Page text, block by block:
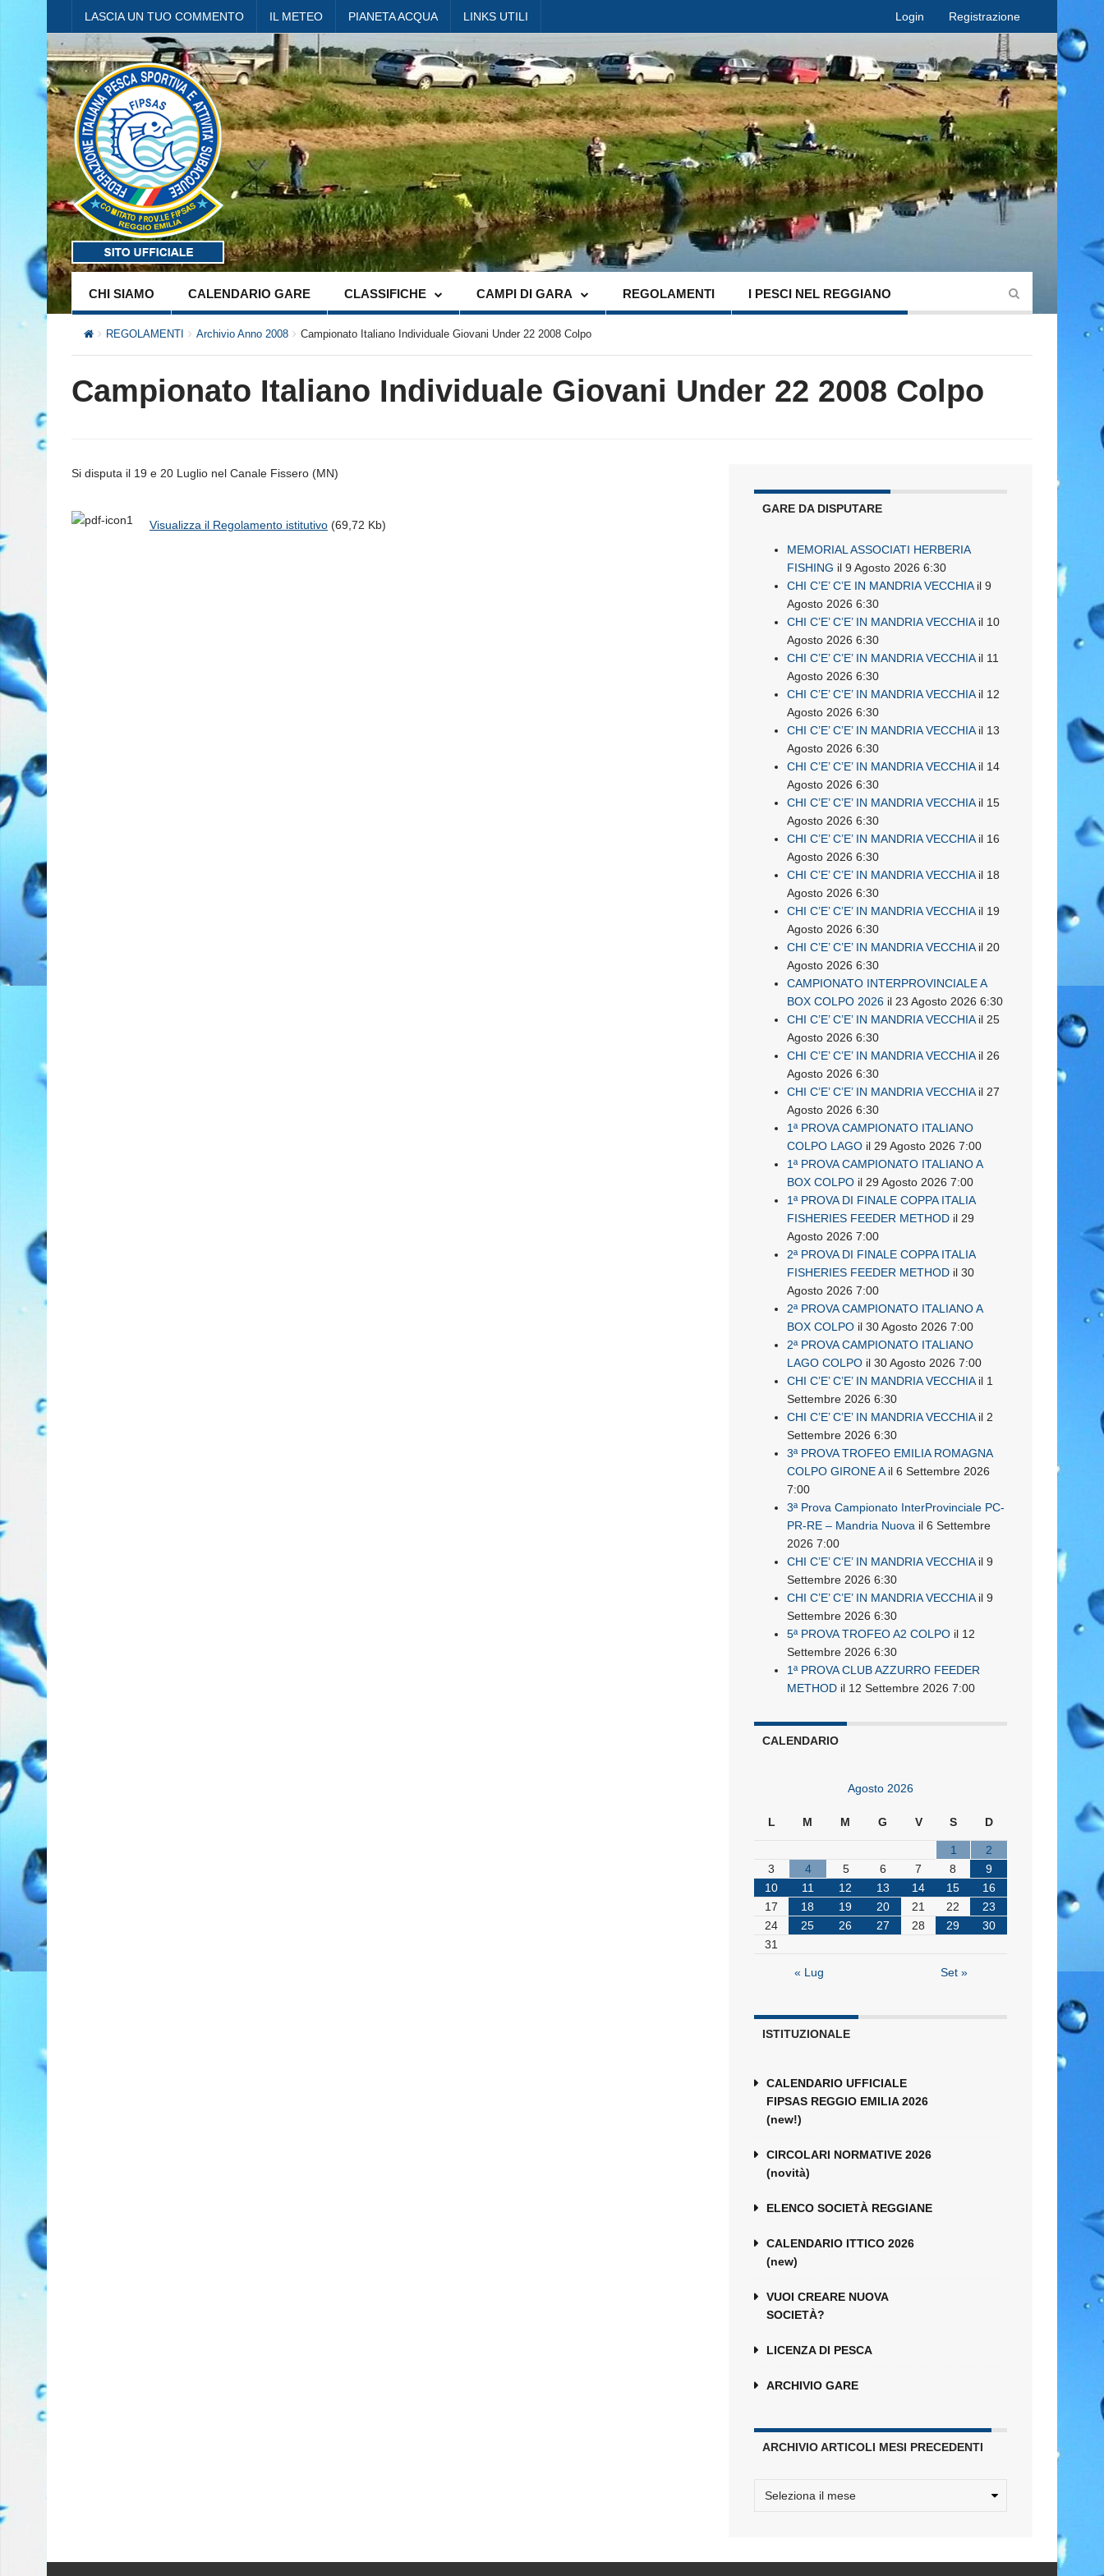
LASCIA UN TUO COMMENTO IL METEO PIANETA ACQUA LINKS UTILI Login Registrazione
CHI SIAMO CALENDARIO GARE CLASSIFICHE CAMPI DI GARA REGOLAMENTI I PESCI NEL REGGIANO
REGOLAMENTI Archivio Anno 2008 Campionato Italiano Individuale Giovani Under 22 2008 Colpo
Campionato Italiano Individuale Giovani Under 22 2008 Colpo
Si disputa il 19 e 20 Luglio nel Canale Fissero (MN)
Visualizza il Regolamento istitutivo (69,72 Kb)
GARE DA DISPUTARE
MEMORIAL ASSOCIATI HERBERIA
FISHING il 9 Agosto 2026 6:30
CHI C’E’ C’E IN MANDRIA VECCHIAil 9
Agosto 2026 6:30
CHI C’E’ C’E’ IN MANDRIA VECCHIAil 10
Agosto 2026 6:30
CHI C’E’ C’E’ IN MANDRIA VECCHIAil 11
Agosto 2026 6:30
CHI C’E’ C’E’ IN MANDRIA VECCHIAil 12
Agosto 2026 6:30
CHI C’E’ C’E’ IN MANDRIA VECCHIAil 13
Agosto 2026 6:30
CHI C’E’ C’E’ IN MANDRIA VECCHIAil 14
Agosto 2026 6:30
CHI C’E’ C’E’ IN MANDRIA VECCHIAil 15
Agosto 2026 6:30
CHI C’E’ C’E’ IN MANDRIA VECCHIAil 16
Agosto 2026 6:30
CHI C’E’ C’E’ IN MANDRIA VECCHIAil 18
Agosto 2026 6:30
CHI C’E’ C’E’ IN MANDRIA VECCHIAil 19
Agosto 2026 6:30
CHI C’E’ C’E’ IN MANDRIA VECCHIAil 20
Agosto 2026 6:30
CAMPIONATO INTERPROVINCIALE A
BOX COLPO 2026 il 23 Agosto 2026 6:30
CHI C’E’ C’E’ IN MANDRIA VECCHIAil 25
Agosto 2026 6:30
CHI C’E’ C’E’ IN MANDRIA VECCHIAil 26
Agosto 2026 6:30
CHI C’E’ C’E’ IN MANDRIA VECCHIAil 27
Agosto 2026 6:30
1ª PROVA CAMPIONATO ITALIANO
COLPO LAGO il 29 Agosto 2026 7:00
1ª PROVA CAMPIONATO ITALIANO A
BOX COLPO il 29 Agosto 2026 7:00
1ª PROVA DI FINALE COPPA ITALIA
FISHERIES FEEDER METHOD il 29
Agosto 2026 7:00
2ª PROVA DI FINALE COPPA ITALIA
FISHERIES FEEDER METHOD il 30
Agosto 2026 7:00
2ª PROVA CAMPIONATO ITALIANO A
BOX COLPO il 30 Agosto 2026 7:00
2ª PROVA CAMPIONATO ITALIANO
LAGO COLPO il 30 Agosto 2026 7:00
CHI C’E’ C’E’ IN MANDRIA VECCHIAil 1
Settembre 2026 6:30
CHI C’E’ C’E’ IN MANDRIA VECCHIAil 2
Settembre 2026 6:30
3ª PROVA TROFEO EMILIA ROMAGNA
COLPO GIRONE Ail 6 Settembre 2026
7:00
3ª Prova Campionato InterProvinciale PC-
PR-RE – Mandria Nuova il 6 Settembre
2026 7:00
CHI C’E’ C’E’ IN MANDRIA VECCHIAil 9
Settembre 2026 6:30
CHI C’E’ C’E’ IN MANDRIA VECCHIAil 9
Settembre 2026 6:30
5ª PROVA TROFEO A2 COLPO il 12
Settembre 2026 6:30
1ª PROVA CLUB AZZURRO FEEDER
METHOD il 12 Settembre 2026 7:00
CALENDARIO
Agosto 2026
L M M G V S D
1
2
3
4 5 6 7 8
9
10
11 12 13 14 15
16
17
18 19 20 21 22
23
24
25 26 27 28 29
30
31
« Lug Set »
ISTITUZIONALE
CALENDARIO UFFICIALE
FIPSAS REGGIO EMILIA 2026
(new!)
CIRCOLARI NORMATIVE 2026
(novità)
ELENCO SOCIETÀ REGGIANE
CALENDARIO ITTICO 2026
(new)
VUOI CREARE NUOVA
SOCIETÀ?
LICENZA DI PESCA
ARCHIVIO GARE
ARCHIVIO ARTICOLI MESI PRECEDENTI